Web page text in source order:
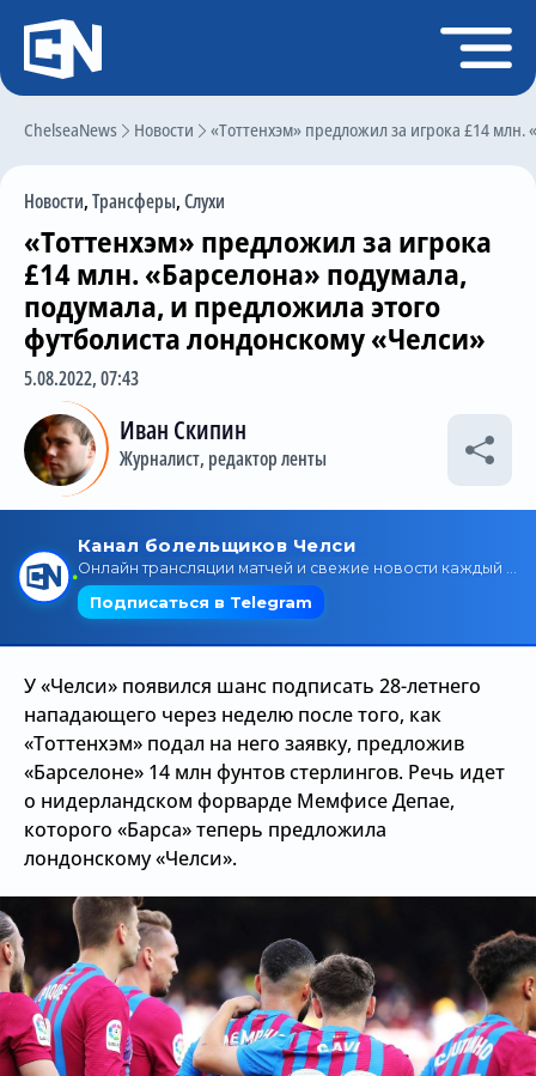
ChelseaNews Новости «Тоттенхэм» предложил за игрока £14 млн.
Новости,Трансферы,Слухи
«Тоттенхэм» предложил за игрока
£14 млн. «Барселона» подумала,
подумала, и предложила этого
футболиста лондонскому «Челси»
5.08.2022, 07:43
Иван Скипин
Журналист, редактор ленты
У «Челси» появился шанс подписать 28-летнего
нападающего через неделю после того, как
«Тоттенхэм» подал на него заявку, предложив
«Барселоне» 14 млн фунтов стерлингов. Речь идет
о нидерландском форварде Мемфисе Депае,
которого «Барса» теперь предложила
лондонскому «Челси».
Регистрация
Главная
Чат
Трансферы
Слухи
История Челси
Статистика
Календарь игр
Состав команды
Поиск по сайту
Трансляции
Контакты